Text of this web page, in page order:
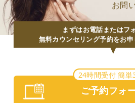
お問
まずはお電話またはフ
無料カウンセリング予約をお申
24時間受付 簡単
ご予約フォ